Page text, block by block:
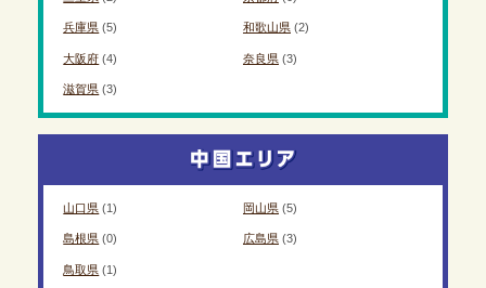
兵庫県 (5) 和歌山県(2)
大阪府 (4) 奈良県(3)
滋賀県 (3)
山口県 (1) 岡山県(5)
島根県 (0) 広島県(3)
鳥取県 (1)